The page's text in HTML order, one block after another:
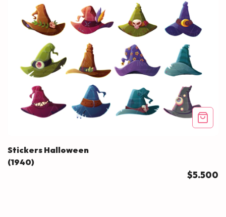
Stickers Halloween
(1940)
$5.500